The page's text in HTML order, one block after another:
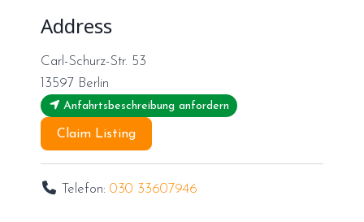
Address
Carl-Schurz-Str. 53
13597 Berlin
Anfahrtsbeschreibung anfordern
Claim Listing
Telefon:030 33607946